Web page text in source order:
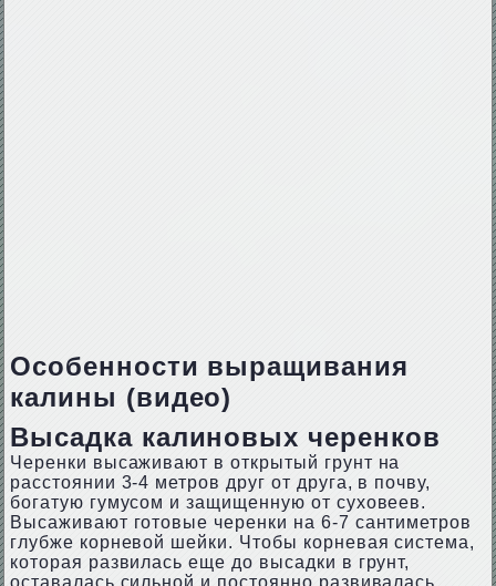
Особенности выращивания
калины (видео)
Высадка калиновых черенков
Черенки высаживают в открытый грунт на
расстоянии 3-4 метров друг от друга, в почву,
богатую гумусом и защищенную от суховеев.
Высаживают готовые черенки на 6-7 сантиметров
глубже корневой шейки. Чтобы корневая система,
которая развилась еще до высадки в грунт,
оставалась сильной и постоянно развивалась,